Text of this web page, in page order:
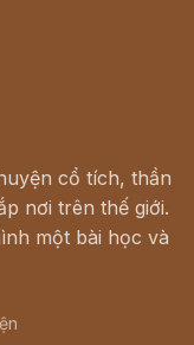
cổ tích, thần
nơi trên thế giới.
một bài học và